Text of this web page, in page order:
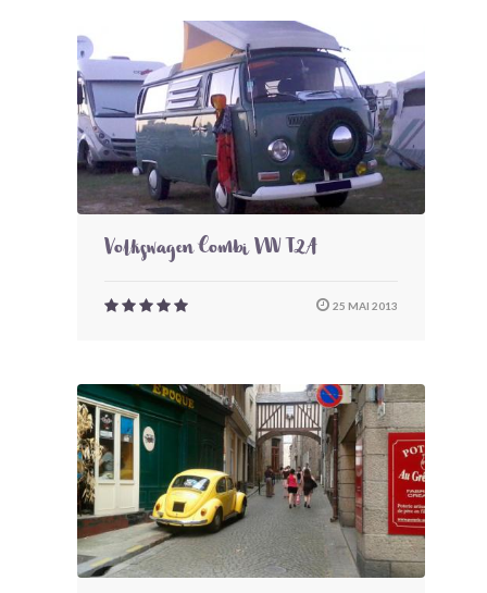
Volkswagen Combi VW T2A
25 MAI 2013